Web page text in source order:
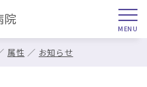
属性 お知らせ